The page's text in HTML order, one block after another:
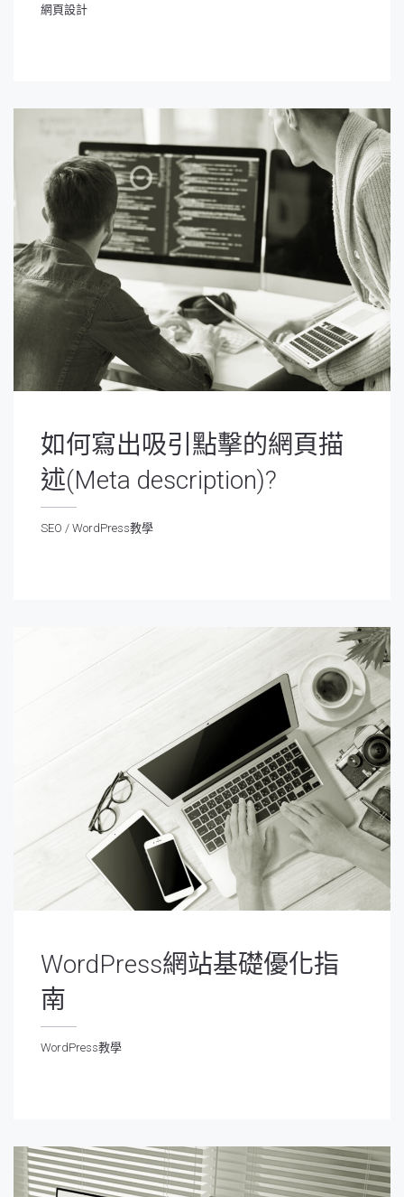
網頁設計
如何寫出吸引點擊的網頁描
述(Meta description)?
SEO / WordPress教學
WordPress網站基礎優化指
南
WordPress教學